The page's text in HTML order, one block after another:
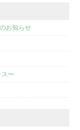
お知らせ
ー